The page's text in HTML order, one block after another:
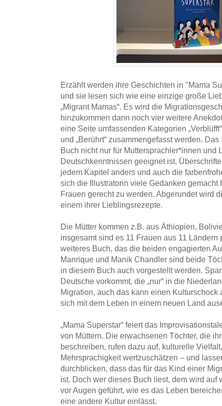
Erzählt werden ihre Geschichten in "Mama
und sie lesen sich wie eine einzige große
„Migrant Mamas“. Es wird die
hinzukommen dann noch vier weitere
eine Seite umfassenden Kategorien
und „Berührt“ zusammengefasst werden.
Buch nicht nur für Muttersprachler*innen und
Deutschkenntnissen geeignet ist.
jedem Kapitel anders und auch die
sich die Illustratorin viele Gedanken gemacht
Frauen gerecht zu werden. Abgerundet wird
einem ihrer Lieblingsrezepte.
Die Mütter kommen z.B. aus Äthiopien,
insgesamt sind es 11 Frauen aus 11 Ländern
weiteres Buch, das die beiden engagierten
Manrique und Manik Chandler sind beide
in diesem Buch auch vorgestellt werden.
Deutsche vorkommt, die „nur“ in die
Migration, auch das kann einen Kulturschock
sich mit dem Leben in einem neuen Land
„Mama Superstar“ feiert das
von Müttern. Die erwachsenen Töchter, die
beschreiben, rufen dazu auf, kulturelle
Mehrsprachigkeit wertzuschätzen – und
durchblicken, dass das für das Kind einer
ist. Doch wer dieses Buch liest, dem wird auf
vor Augen geführt, wie es das Leben
eine andere Kultur einlässt.